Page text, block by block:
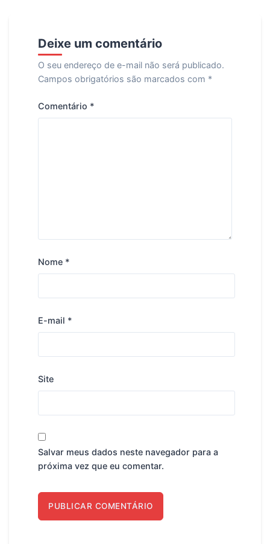
Deixe um comentário
O seu endereço de e-mail não será publicado.
Campos obrigatórios são marcados com *
Comentário *
Nome *
E-mail *
Site
Salvar meus dados neste navegador para a
próxima vez que eu comentar.